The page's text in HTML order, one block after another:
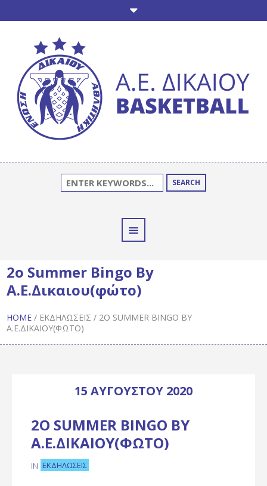
SEARCH
2ο Summer Bingo By
Α.E.Δικαιου(φώτο)
HOME / ΕΚΔΗΛΏΣΕΙΣ / 2Ο SUMMER BINGO BY
Α.E.ΔΙΚΑΙΟΥ(ΦΏΤΟ)
15 ΑΥΓΟΎΣΤΟΥ 2020
2Ο SUMMER BINGO BY
Α.E.ΔΙΚΑΙΟΥ(ΦΏΤΟ)
IN ΕΚΔΗΛΏΣΕΙΣ